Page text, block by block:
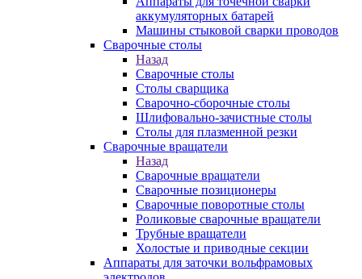
аккумуляторных батарей
Машины стыковой сварки проводов
Сварочные столы
Назад
Сварочные столы
Столы сварщика
Сварочно-сборочные столы
Шлифовально-зачистные столы
Столы для плазменной резки
Сварочные вращатели
Назад
Сварочные вращатели
Сварочные позиционеры
Сварочные поворотные столы
Роликовые сварочные вращатели
Трубные вращатели
Холостые и приводные секции
Аппараты для заточки вольфрамовых